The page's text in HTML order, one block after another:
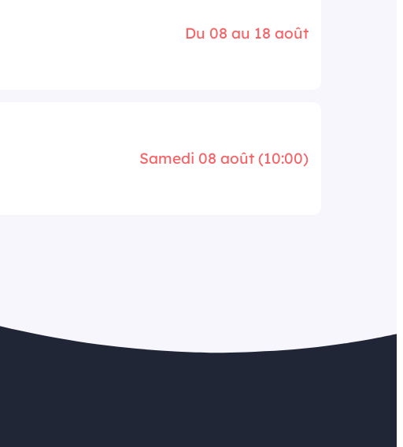
Du 08 au 18 août
Samedi 08 août (10:00)